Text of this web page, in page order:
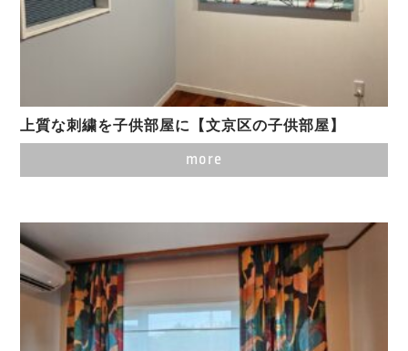
上質な刺繍を子供部屋に【文京区の子供部屋】
more